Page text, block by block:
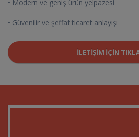
• Modern ve geniş ürün yelpazesi
• Güvenilir ve şeffaf ticaret anlayışı
İLETIŞIM İÇIN